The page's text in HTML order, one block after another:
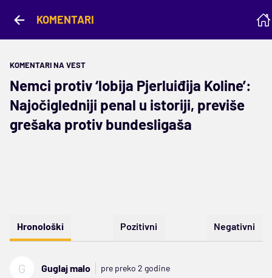
KOMENTARI
KOMENTARI NA VEST
Nemci protiv ‘lobija Pjerluiđija Koline’:
Najočigledniji penal u istoriji, previše
grešaka protiv bundesligaša
Hronološki Pozitivni Negativni
G Guglaj malo pre preko 2 godine